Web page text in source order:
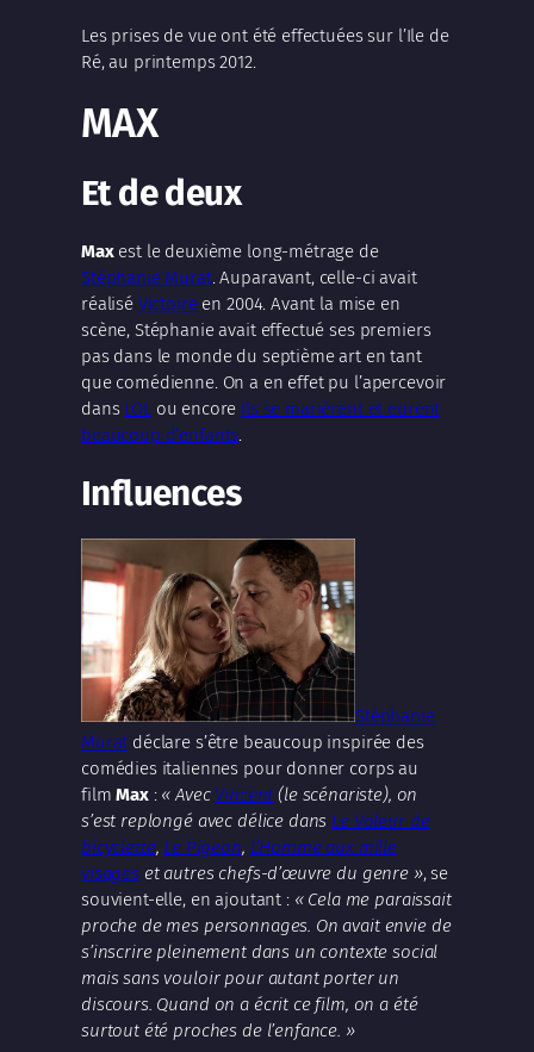
Les prises de vue ont été effectuées sur l’Ile de
Ré, au printemps 2012.
MAX
Et de deux
Maxest le deuxième long-métrage de
Stéphanie Murat. Auparavant, celle-ci avait
réalisé Victoireen 2004. Avant la mise en
scène, Stéphanie avait effectué ses premiers
pas dans le monde du septième art en tant
que comédienne. On a en effet pu l’apercevoir
dans LOLou encore Ils se marièrent et eurent
beaucoup d’enfants.
Influences
Stéphanie
Murat déclare s’être beaucoup inspirée des
comédies italiennes pour donner corps au
filmMax: « Avec Vincent (le scénariste), on
s’est replongé avec délice dans Le Voleur de
bicyclette, Le Pigeon, L’Homme aux mille
visages et autres chefs-d’œuvre du genre », se
souvient-elle, en ajoutant : « Cela me paraissait
proche de mes personnages. On avait envie de
s’inscrire pleinement dans un contexte social
mais sans vouloir pour autant porter un
discours. Quand on a écrit ce film, on a été
surtout été proches de l’enfance. »